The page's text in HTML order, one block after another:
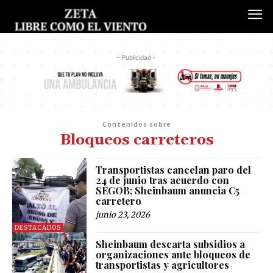
- Publicidad -
Contenidos sobre
Bloqueos carreteros
DESTACADOS
Transportistas cancelan paro del
24 de junio tras acuerdo con
SEGOB; Sheinbaum anuncia C5
carretero
junio 23, 2026
Sheinbaum descarta subsidios a
organizaciones ante bloqueos de
transportistas y agricultores